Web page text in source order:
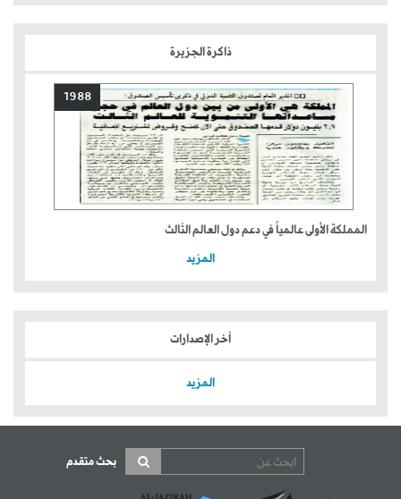
ذاكرة الجزيرة
1988
المملكة الأولى عالمياً في دعم دول العالم الثالث
المزيد
آخر الإصدارات
المزيد
بحث متقدم